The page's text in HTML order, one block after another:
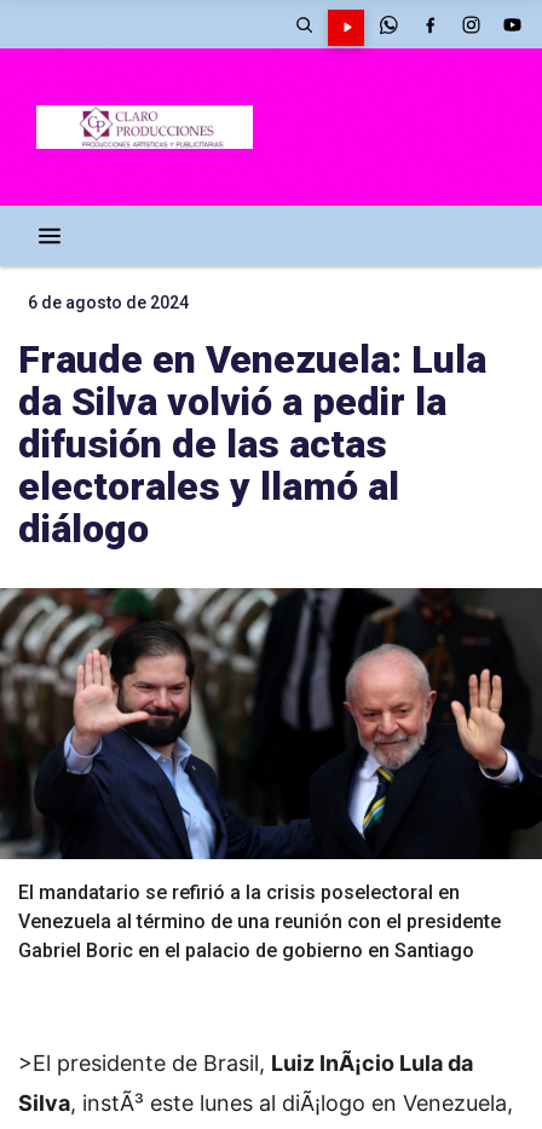
6 de agosto de 2024
Fraude en Venezuela: Lula
da Silva volvió a pedir la
difusión de las actas
electorales y llamó al
diálogo
El mandatario se refirió a la crisis poselectoral en
Venezuela al término de una reunión con el presidente
Gabriel Boric en el palacio de gobierno en Santiago
>El presidente de Brasil, Luiz InÃ¡cio Lula da
Silva, instÃ³ este lunes al diÃ¡logo en Venezuela,